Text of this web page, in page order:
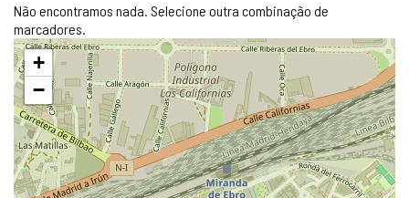
Não encontramos nada. Selecione outra combinação de
marcadores.
Pular
mapa
+
−